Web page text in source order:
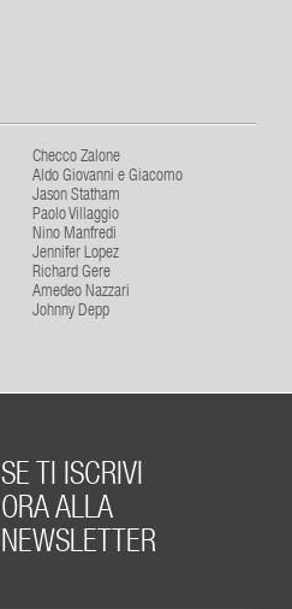
Checco Zalone
Aldo Giovanni e Giacomo
Jason Statham
Paolo Villaggio
Nino Manfredi
Jennifer Lopez
Richard Gere
Amedeo Nazzari
Johnny Depp
SE TI ISCRIVI
ORA ALLA
NEWSLETTER